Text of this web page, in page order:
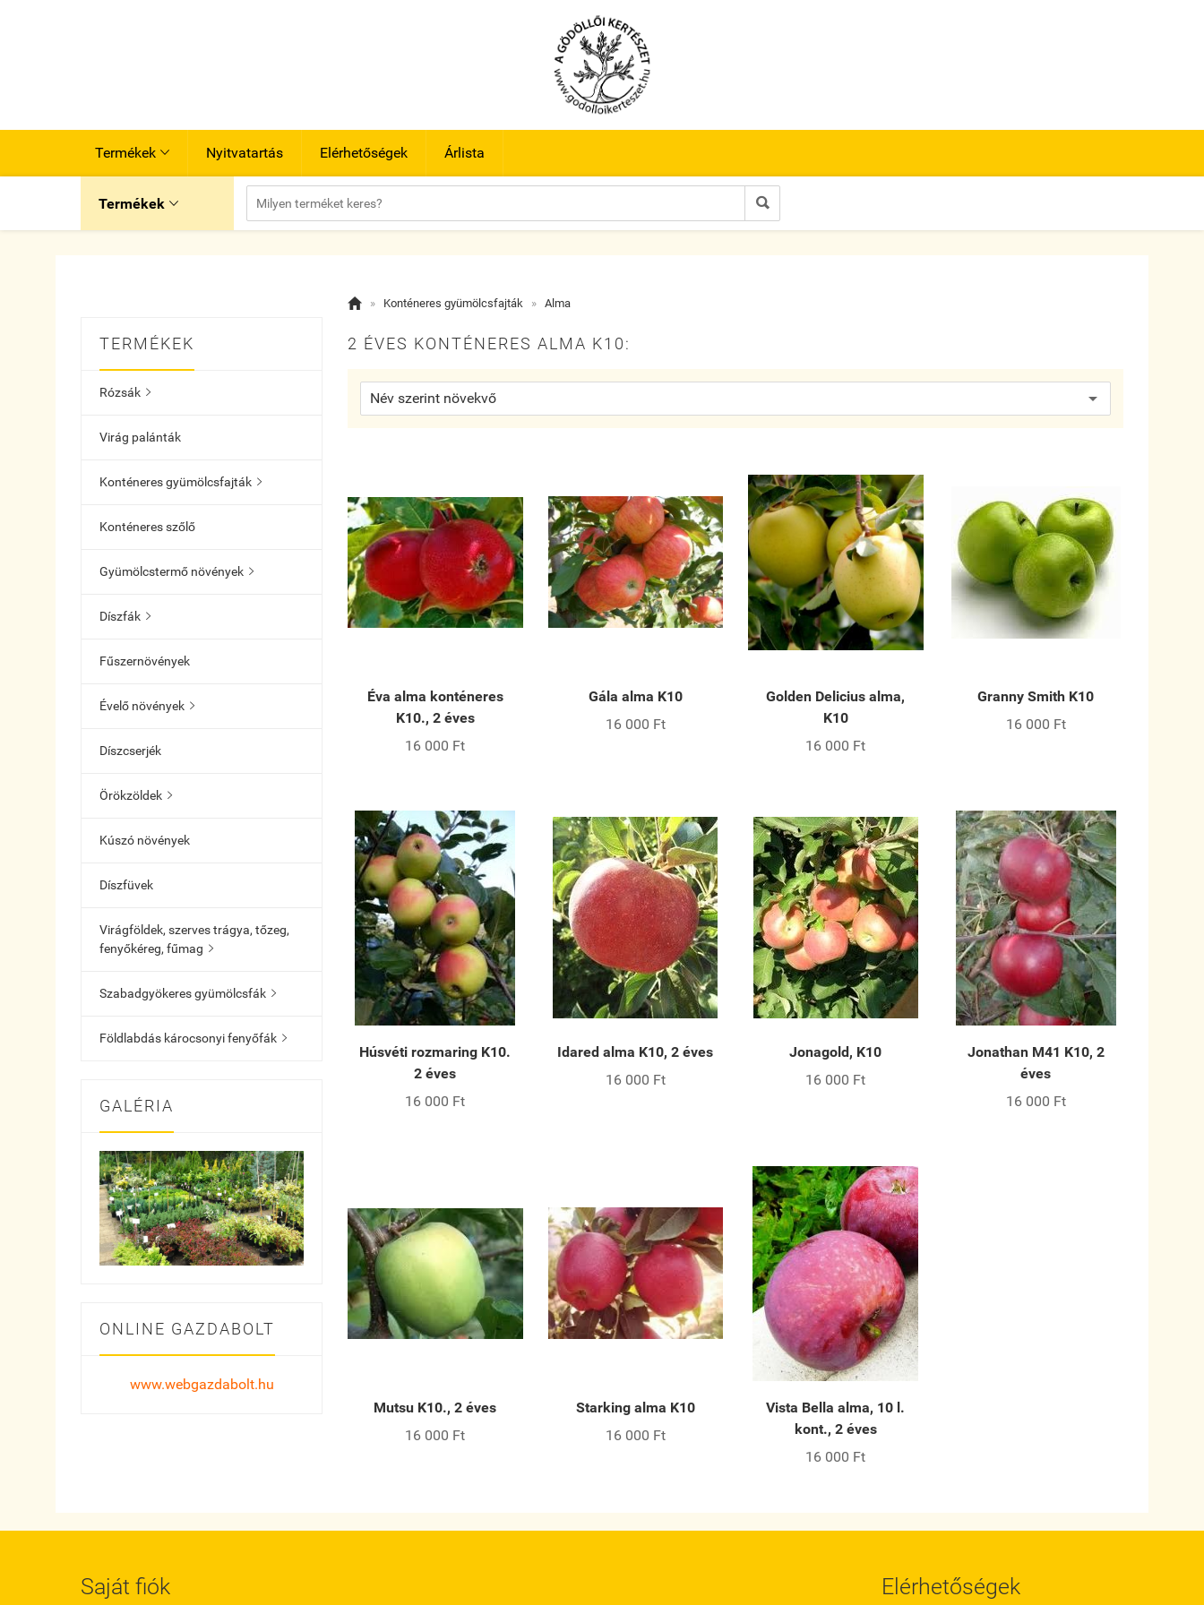
Termékek  Nyitvatartás Elérhetőségek Árlista
Termékek  
TERMÉKEK
Rózsák 
Virág palánták
Konténeres gyümölcsfajták 
Konténeres szőlő
Gyümölcstermő növények 
Díszfák 
Fűszernövények
Évelő növények 
Díszcserjék
Örökzöldek 
Kúszó növények
Díszfüvek
Virágföldek, szerves trágya, tőzeg,
fenyőkéreg, fűmag 
Szabadgyökeres gyümölcsfák 
Földlabdás károcsonyi fenyőfák 
GALÉRIA
ONLINE GAZDABOLT
www.webgazdabolt.hu
 » Konténeres gyümölcsfajták » Alma
2 ÉVES KONTÉNERES ALMA K10:
Éva alma konténeres
K10., 2 éves
16 000 Ft
Gála alma K10
16 000 Ft
Golden Delicius alma,
K10
16 000 Ft
Granny Smith K10
16 000 Ft
Húsvéti rozmaring K10.
2 éves
16 000 Ft
Idared alma K10, 2 éves
16 000 Ft
Jonagold, K10
16 000 Ft
Jonathan M41 K10, 2
éves
16 000 Ft
Mutsu K10., 2 éves
16 000 Ft
Starking alma K10
16 000 Ft
Vista Bella alma, 10 l.
kont., 2 éves
16 000 Ft
Saját fiók Elérhetőségek